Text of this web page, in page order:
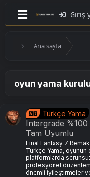
Giriş
Ana sayfa
oyun yama
Türkçe Yama
Intergrade
Tam Uyumlu
Final Fantasy 7
Türkçe Yama, oyunun
platformlarda
profesyonel
önemli iyileştirmeler